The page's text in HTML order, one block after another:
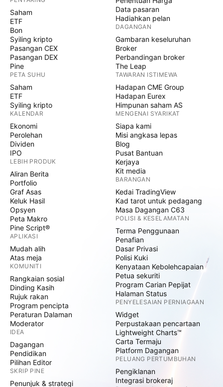
Saham
ETF
Bon
Syiling kripto
Pasangan CEX
Pasangan DEX
Pine
PETA SUHU
Saham
ETF
Syiling kripto
KALENDAR
Ekonomi
Perolehan
Dividen
IPO
LEBIH PRODUK
Aliran Berita
Portfolio
Graf Asas
Keluk Hasil
Opsyen
Peta Makro
Pine Script®
APLIKASI
Mudah alih
Atas meja
KOMUNITI
Rangkaian sosial
Dinding Kasih
Rujuk rakan
Program pencipta
Peraturan Dalaman
Moderator
IDEA
Dagangan
Pendidikan
Pilihan Editor
SKRIP PINE
Penunjuk & strategi
Data pasaran
Hadiahkan pelan
DAGANGAN
Gambaran keseluruhan
Broker
Perbandingan broker
The Leap
TAWARAN ISTIMEWA
Hadapan CME Group
Hadapan Eurex
Himpunan saham AS
MENGENAI SYARIKAT
Siapa kami
Misi angkasa lepas
Blog
Pusat Bantuan
Kerjaya
Kit media
BARANGAN
Kedai TradingView
Kad tarot untuk pedagang
Masa Dagangan C63
POLISI & KESELAMATAN
Terma Penggunaan
Penafian
Dasar Privasi
Polisi Kuki
Kenyataan Kebolehcapaian
Petua sekuriti
Program Carian Pepijat
Halaman Status
PENYELESAIAN PERNIAGAAN
Widget
Perpustakaan pencartaan
Lightweight Charts™
Carta Termaju
Platform Dagangan
PELUANG PERTUMBUHAN
Pengiklanan
Integrasi brokeraj